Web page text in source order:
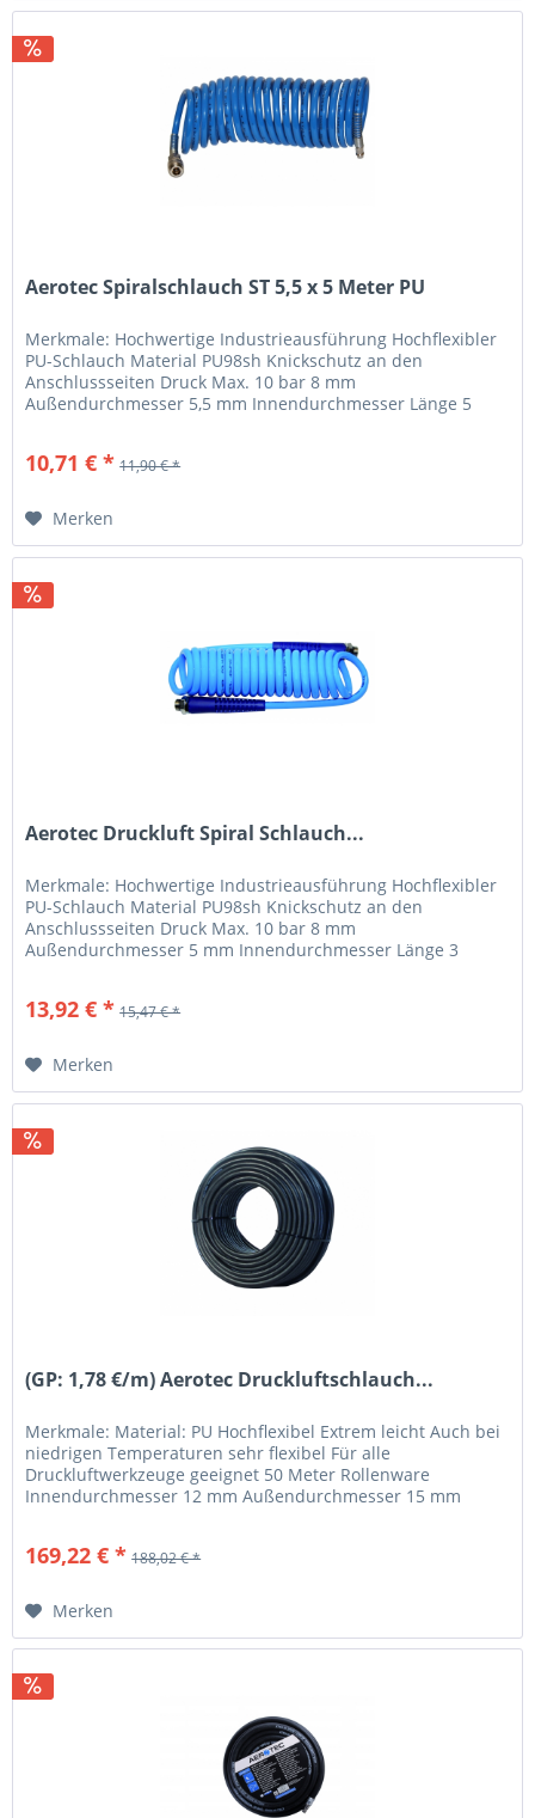
Aerotec Spiralschlauch ST 5,5 x 5 Meter PU
Merkmale: Hochwertige Industrieausführung Hochflexibler
PU-Schlauch Material PU98sh Knickschutz an den
Anschlussseiten Druck Max. 10 bar 8 mm
Außendurchmesser 5,5 mm Innendurchmesser Länge 5
10,71 € * 11,90 € *
Merken
Aerotec Druckluft Spiral Schlauch...
Merkmale: Hochwertige Industrieausführung Hochflexibler
PU-Schlauch Material PU98sh Knickschutz an den
Anschlussseiten Druck Max. 10 bar 8 mm
Außendurchmesser 5 mm Innendurchmesser Länge 3
13,92 € * 15,47 € *
Merken
(GP: 1,78 €/m) Aerotec Druckluftschlauch...
Merkmale: Material: PU Hochflexibel Extrem leicht Auch bei
niedrigen Temperaturen sehr flexibel Für alle
Druckluftwerkzeuge geeignet 50 Meter Rollenware
Innendurchmesser 12 mm Außendurchmesser 15 mm
169,22 € * 188,02 € *
Merken